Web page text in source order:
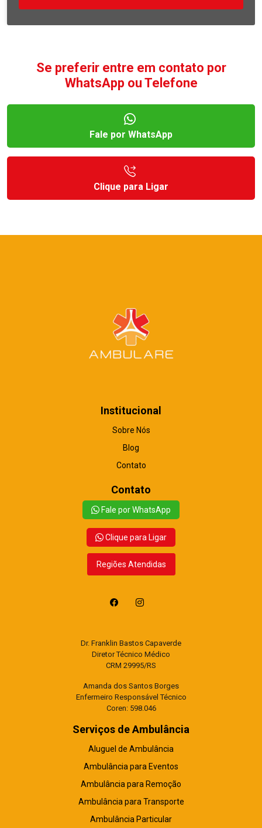
Se preferir entre em contato por
WhatsApp ou Telefone
Fale por WhatsApp
Clique para Ligar
Institucional
Sobre Nós
Blog
Contato
Contato
Fale por WhatsApp
Clique para Ligar
Regiões Atendidas
Dr. Franklin Bastos Capaverde
Diretor Técnico Médico
CRM 29995/RS
Amanda dos Santos Borges
Enfermeiro Responsável Técnico
Coren: 598.046
Serviços de Ambulância
Aluguel de Ambulância
Ambulância para Eventos
Ambulância para Remoção
Ambulância para Transporte
Ambulância Particular